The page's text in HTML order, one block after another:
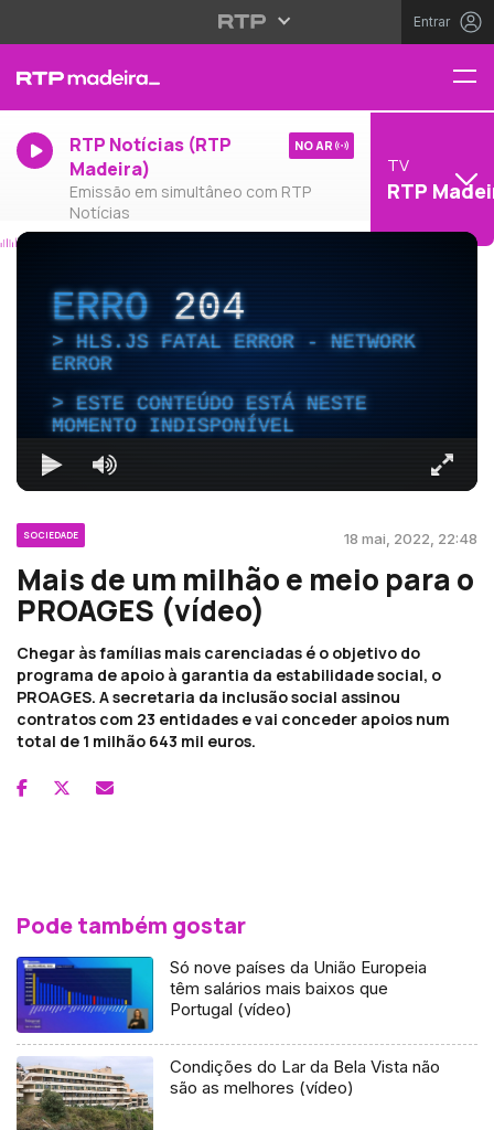
Entrar
RTP Notícias (RTP
Madeira)
Emissão em simultâneo com RTP
Notícias
NO AR
TV
RTP
ERRO204
HLS.JS FATAL ERROR - NETWORK
ERROR
ESTE CONTEÚDO ESTÁ NESTE
MOMENTO INDISPONÍVEL
SOCIEDADE 18 mai, 2022, 22:48
Mais de um milhão e meio para o
PROAGES (vídeo)
Chegar às famílias mais carenciadas é o objetivo do
programa de apoio à garantia da estabilidade social, o
PROAGES. A secretaria da inclusão social assinou
contratos com 23 entidades e vai conceder apoios num
total de 1 milhão 643 mil euros.
Pode também gostar
Só nove países da União Europeia
têm salários mais baixos que
Portugal (vídeo)
Condições do Lar da Bela Vista não
são as melhores (vídeo)